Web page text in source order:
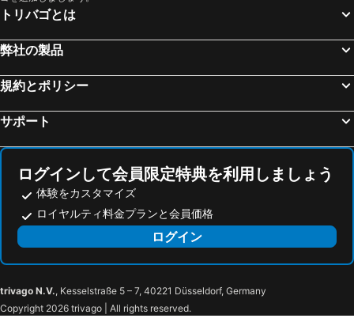
トリバゴとは
弊社の製品
規約とポリシー
サポート
ログインして会員限定特典を利用しましょう
体験をカスタマイズ
ロイヤルティ料金プランと会員価格
ログイン
trivago N.V., Kesselstraße 5 – 7, 40221 Düsseldorf, Germany
Copyright 2026 trivago | All rights reserved.